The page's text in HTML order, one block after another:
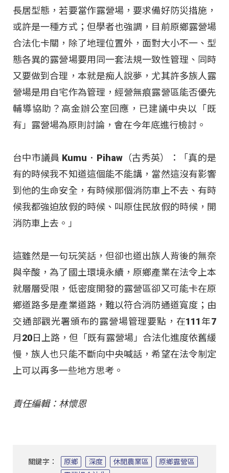
長居型態，若要當作露營場，要求備好防災措施，
或許是一種方式；但學者也強調，目前原鄉露營場
合法化卡關，除了地理位置外，面對大小不一、型
態各異的露營場要用同一套法規一致性管理、同時
又要做到合理，本就是痴人說夢，尤其許多族人露
營場是用自宅作為管理，經營無痕露營區能否優先
輔導協助？高金辦公室回應，已建議中央以「既
有」露營場為原則討論，會在今年底進行檢討。
台中市議員 Kumu．Pihaw（古秀英）：「真的是
有的時候我不知道這個能不能講，當然這沒有影響
到他的生命安全，有時候那個消防車上不去、有時
候我都強迫放假的時候、叫原住民放假的時候，開
消防車上去。」
這雖然是一句玩笑話，但卻也道出族人背後的無奈
與辛酸，為了國土環境永續，原鄉產業在法令上本
就層層受限，低密度開發的露營區卻又可能卡在原
鄉道路多是產業道路，難以符合消防通道寬度；由
交通部觀光署頒布的露營場管理要點，在111年7
月20日上路，但「既有露營場」合法化進度依舊緩
慢，族人也只能不斷向中央喊話，希望在法令制定
上可以再多一些地方思考。
責任編輯：林懷恩
關鍵字： 原鄉 深度 休閒農業區
原鄉露營區